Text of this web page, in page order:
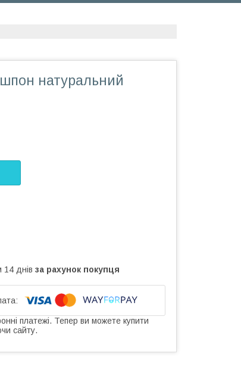
натуральний
14 днів за рахунок покупця
платежі. Тепер ви можете купити
сайту.